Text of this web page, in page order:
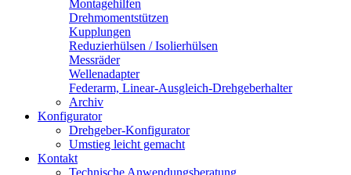
Montagehilfen
Drehmomentstützen
Kupplungen
Reduzierhülsen / Isolierhülsen
Messräder
Wellenadapter
Federarm, Linear-Ausgleich-Drehgeberhalter
Archiv
Konfigurator
Drehgeber-Konfigurator
Umstieg leicht gemacht
Kontakt
Technische Anwendungsberatung